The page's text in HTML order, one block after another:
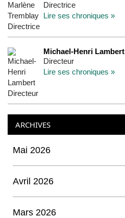
Directrice
Lire ses chroniques »
Michael-Henri Lambert
Directeur
Lire ses chroniques »
ARCHIVES
Mai 2026
Avril 2026
Mars 2026